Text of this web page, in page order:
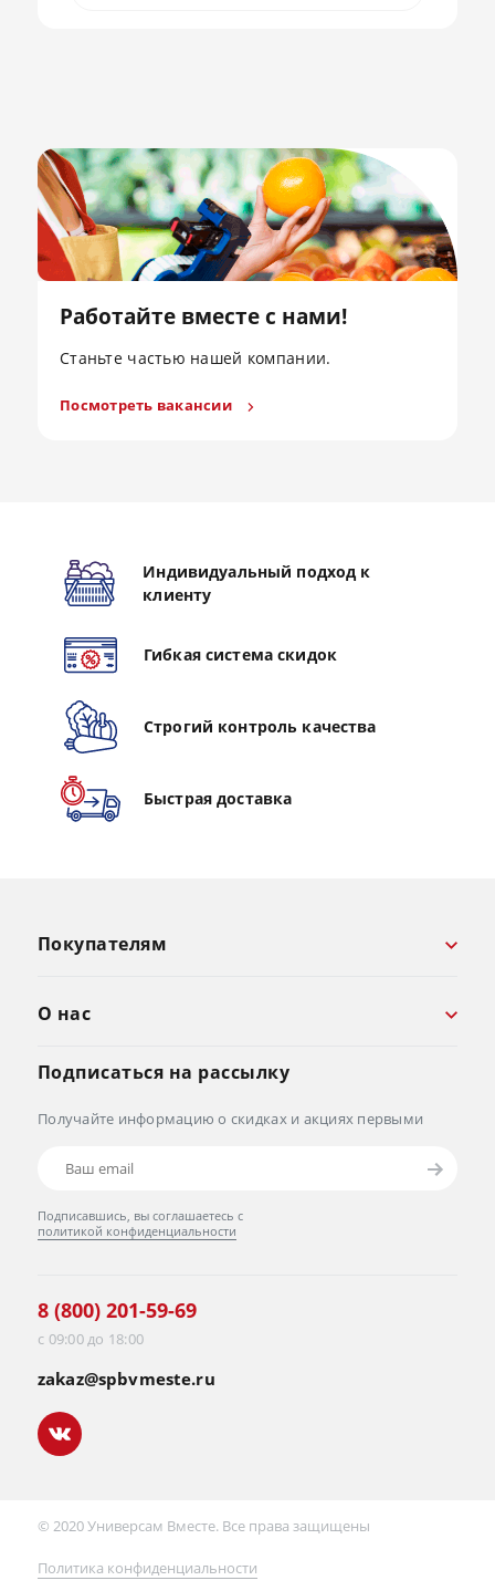
Работайте вместе с нами!
Станьте частью нашей компании.
Посмотреть вакансии
Индивидуальный подход к
клиенту
Гибкая система скидок
Строгий контроль качества
Быстрая доставка
Покупателям
О нас
Подписаться на рассылку
Получайте информацию о скидках и акциях первыми
Подписавшись, вы соглашаетесь с
политикой конфиденциальности
8 (800) 201-59-69
с 09:00 до 18:00
zakaz@spbvmeste.ru
© 2020 Универсам Вместе. Все права защищены
Политика конфиденциальности